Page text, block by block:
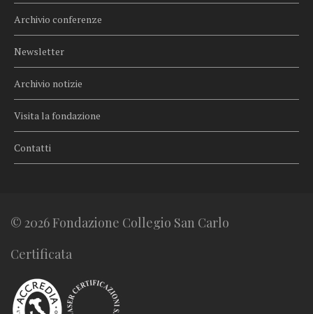
Archivio conferenze
Newsletter
Archivio notizie
Visita la fondazione
Contatti
© 2026 Fondazione Collegio San Carlo
Certificata